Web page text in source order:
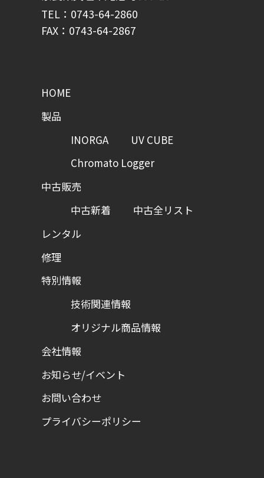
TEL：0743-64-2860
FAX：0743-64-2867
HOME
製品
INORGA
UV CUBE
Chromato Logger
中古販売
中古新着
中古全リスト
レンタル
修理
特別情報
技術関連情報
オリジナル商品情報
会社情報
お知らせ/イベント
お問い合わせ
プライバシーポリシー